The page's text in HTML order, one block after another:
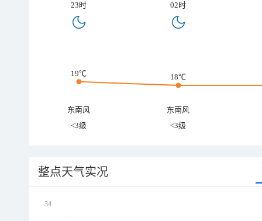
23时 02时
19℃ 18℃
东南风
东南风
<3级
<3级
整点天气实况
34